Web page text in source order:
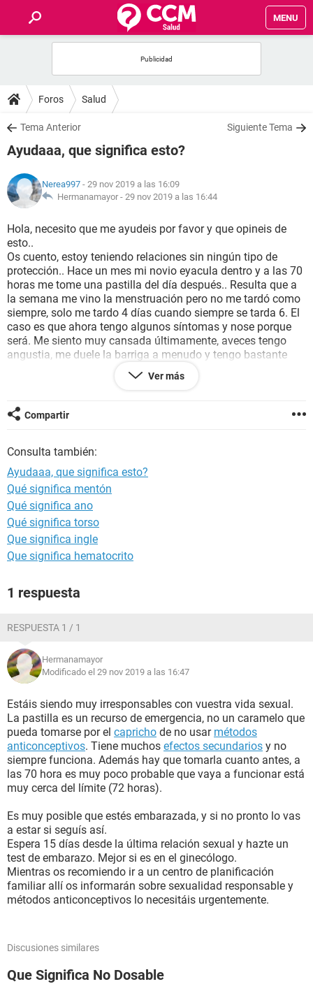
MENU
FOROS
SALUD
FAMILIA
NUTRICIÓN
BIENESTAR
SEXUALIDAD
GLOSARIO
Foros Salud
Tema Anterior Siguiente Tema
Ayudaaa, que significa esto?
Nerea997 - 29 nov 2019 a las 16:09
Hermanamayor - 29 nov 2019 a las 16:44
Hola, necesito que me ayudeis por favor y que opineis de
esto..
Os cuento, estoy teniendo relaciones sin ningún tipo de
protección.. Hace un mes mi novio eyacula dentro y a las 70
horas me tome una pastilla del día después.. Resulta que a
la semana me vino la menstruación pero no me tardó como
siempre, solo me tardo 4 días cuando siempre se tarda 6. El
caso es que ahora tengo algunos síntomas y nose porque
será. Me siento muy cansada últimamente, aveces tengo
angustia, me duele la barriga a menudo y tengo bastante
cantidad de flujo blanquecino espeso.. Nunca me ha pasado
esto nose que podrá ser.. Que me recomendais? Ayudarme
Ver más
Compartir
Consulta también:
Ayudaaa, que significa esto?
Qué significa mentón
Qué significa ano
Qué significa torso
Que significa ingle
Que significa hematocrito
1 respuesta
RESPUESTA 1 / 1
Hermanamayor
Modificado el 29 nov 2019 a las 16:47
Estáis siendo muy irresponsables con vuestra vida sexual.
La pastilla es un recurso de emergencia, no un caramelo que
pueda tomarse por el capricho de no usar métodos
anticonceptivos. Tiene muchos efectos secundarios y no
siempre funciona. Además hay que tomarla cuanto antes, a
las 70 hora es muy poco probable que vaya a funcionar está
muy cerca del límite (72 horas).
Es muy posible que estés embarazada, y si no pronto lo vas
a estar si seguís así.
Espera 15 días desde la última relación sexual y hazte un
test de embarazo. Mejor si es en el ginecólogo.
Mientras os recomiendo ir a un centro de planificación
familiar allí os informarán sobre sexualidad responsable y
métodos anticonceptivos lo necesitáis urgentemente.
Discusiones similares
Que Significa No Dosable